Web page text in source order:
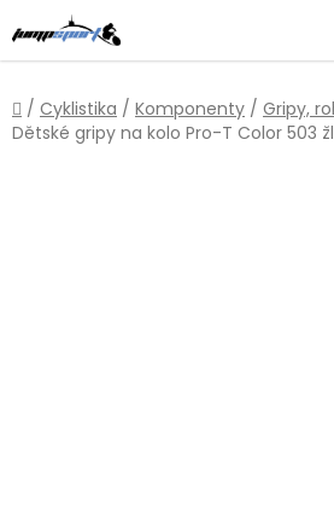
na
obsah
Domů
/ Cyklistika / Komponenty / Gripy,
Dětské gripy na kolo Pro-T Color 503